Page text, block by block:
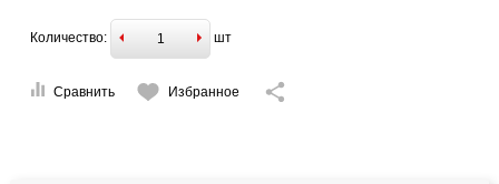
Количество: шт
Сравнить Избранное